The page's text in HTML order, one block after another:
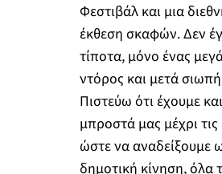
Φεστιβάλ και μια
έκθεση σκαφών. Δεν
τίποτα, μόνο ένας
ντόρος και μετά
Πιστεύω ότι έχουμε
μπροστά μας μέχρι τις
ώστε να αναδείξουμε
δημοτική κίνηση, όλα